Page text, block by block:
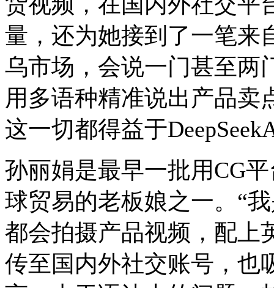
量，还为她接到了一笔来
乌市场，会说一门甚至两
用多语种精准说出产品卖
这一切都得益于
孙丽娟是最早一批用CG平
球贸易的老板娘之一。“
都会拍摄产品视频，配上
传至国内外社交账号，也